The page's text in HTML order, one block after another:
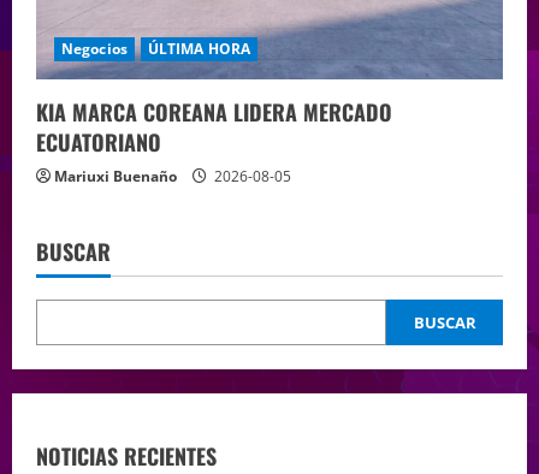
Negocios ÚLTIMA HORA
KIA MARCA COREANA LIDERA MERCADO
ECUATORIANO
Mariuxi Buenaño 2026-08-05
BUSCAR
BUSCAR
NOTICIAS RECIENTES